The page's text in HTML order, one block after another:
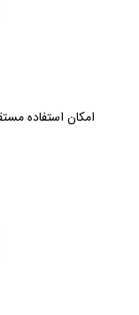
امکان استفاده